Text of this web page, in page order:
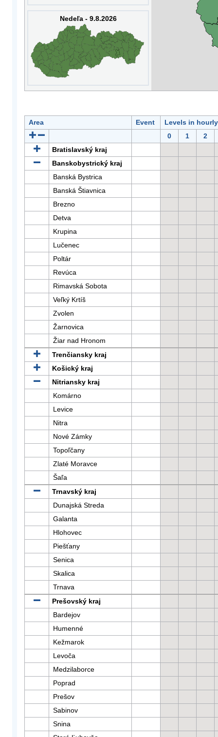
Nedeľa - 9.8.2026
Area Event
Levels in
0
1
2
Bratislavský kraj
Banskobystrický kraj
Banská Bystrica
Banská Štiavnica
Brezno
Detva
Krupina
Lučenec
Poltár
Revúca
Rimavská Sobota
Veľký Krtíš
Zvolen
Žarnovica
Žiar nad Hronom
Trenčiansky kraj
Košický kraj
Nitriansky kraj
Komárno
Levice
Nitra
Nové Zámky
Topoľčany
Zlaté Moravce
Šaľa
Trnavský kraj
Dunajská Streda
Galanta
Hlohovec
Piešťany
Senica
Skalica
Trnava
Prešovský kraj
Bardejov
Humenné
Kežmarok
Levoča
Medzilaborce
Poprad
Prešov
Sabinov
Snina